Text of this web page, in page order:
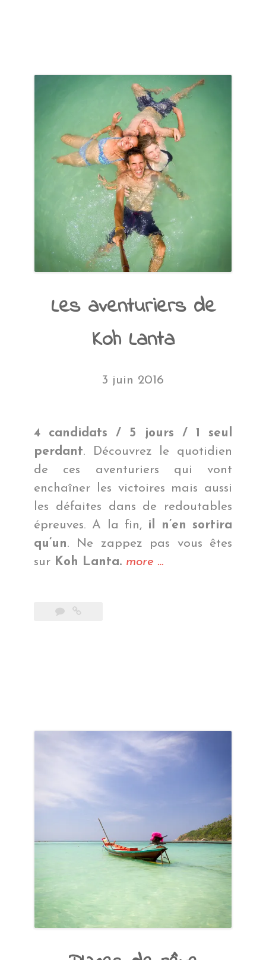
Les aventuriers de
Koh Lanta
3 juin 2016
4 candidats / 5 jours / 1 seul
perdant. Découvrez le quotidien
de ces aventuriers qui vont
enchaîner les victoires mais aussi
les défaites dans de redoutables
épreuves. A la fin, il n’en sortira
qu’un. Ne zappez pas vous êtes
sur Koh Lanta. more « Les
…